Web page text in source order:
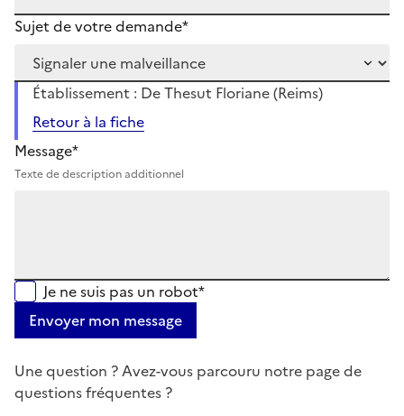
Sujet de votre demande*
Établissement : De Thesut Floriane (Reims)
Retour à la fiche
Message*
Texte de description additionnel
Je ne suis pas un robot*
Envoyer mon message
Une question ? Avez-vous parcouru notre page de
questions fréquentes ?